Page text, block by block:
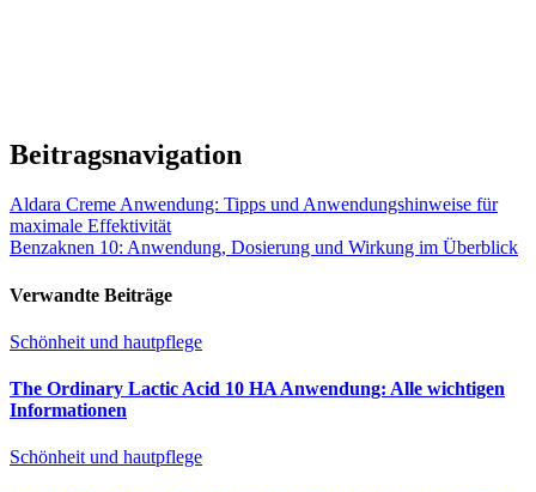
Beitragsnavigation
Aldara Creme Anwendung: Tipps und Anwendungshinweise für
maximale Effektivität
Benzaknen 10: Anwendung, Dosierung und Wirkung im Überblick
Verwandte Beiträge
Schönheit und hautpflege
The Ordinary Lactic Acid 10 HA Anwendung: Alle wichtigen
Informationen
Schönheit und hautpflege